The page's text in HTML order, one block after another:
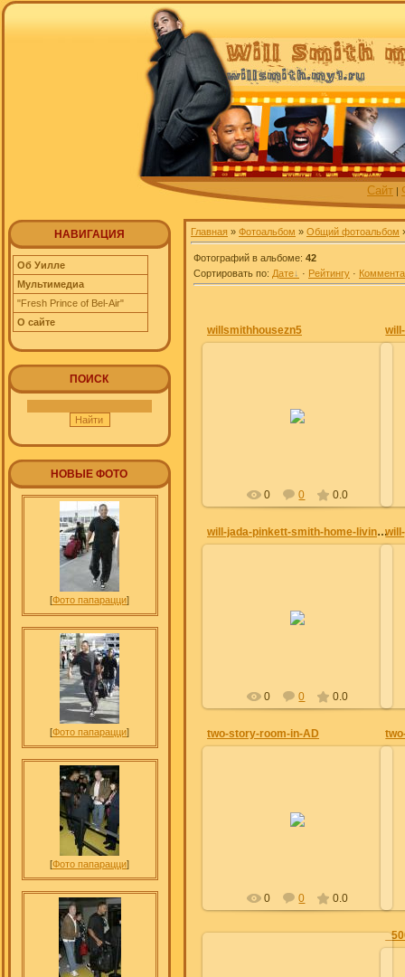
Сайт |
НАВИГАЦИЯ
Об Уилле
Мультимедиа
"Fresh Prince of Bel-Air"
О сайте
ПОИСК
НОВЫЕ ФОТО
[Фото папарацци]
[Фото папарацци]
[Фото папарацци]
Главная » Фотоальбом » Общий фотоальбом
Фотографий в альбоме: 42
Сортировать по: Дате · Рейтингу ·
willsmithhousezn5
0 0 0.0
will-jada-pinkett-smith-home-living-room-611x387
0 0 0.0
two-story-room-in-AD
0 0 0.0